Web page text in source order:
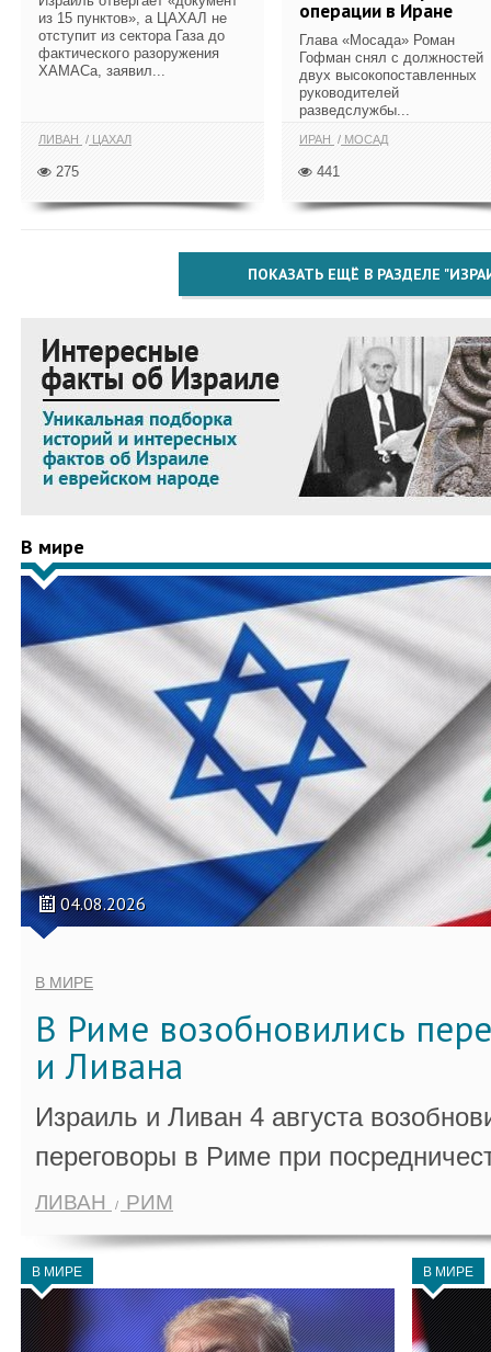
из 15 пунктов», а ЦАХАЛ не
отступит из сектора Газа до
фактического разоружения
ХАМАСа, заявил...
ЛИВАН ЦАХАЛ
275
операции в Иране
Глава «Мосада» Роман
Гофман снял с должностей
двух высокопоставленных
руководителей
разведслужбы...
ИРАН МОСАД
441
ПОКАЗАТЬ ЕЩЁ В РАЗДЕЛЕ
В мире
04.08.2026
В МИРЕ
В Риме возобновились
и Ливана
Израиль и Ливан 4 августа
переговоры в Риме при
ЛИВАН РИМ
В МИРЕ В МИРЕ